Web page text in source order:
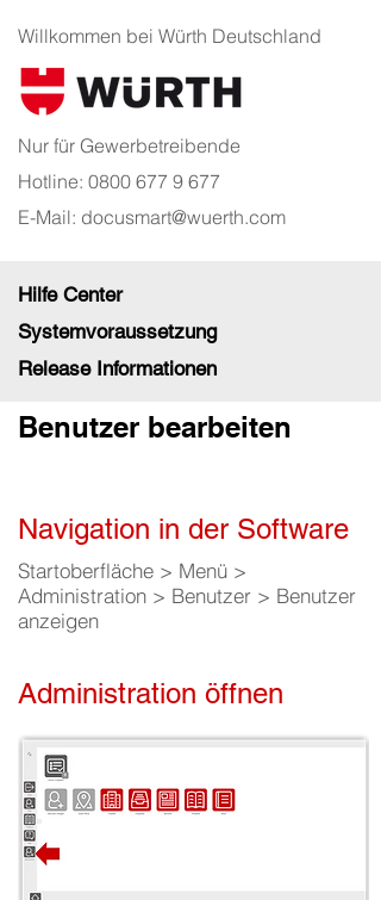
Willkommen bei Würth Deutschland
Nur für Gewerbetreibende
Hotline: 0800 677 9 677
E-Mail: docusmart@wuerth.com
Hilfe Center
Systemvoraussetzung
Release Informationen
Benutzer bearbeiten
Navigation in der Software
Startoberfläche > Menü >
Administration > Benutzer > Benutzer
anzeigen
Administration öffnen